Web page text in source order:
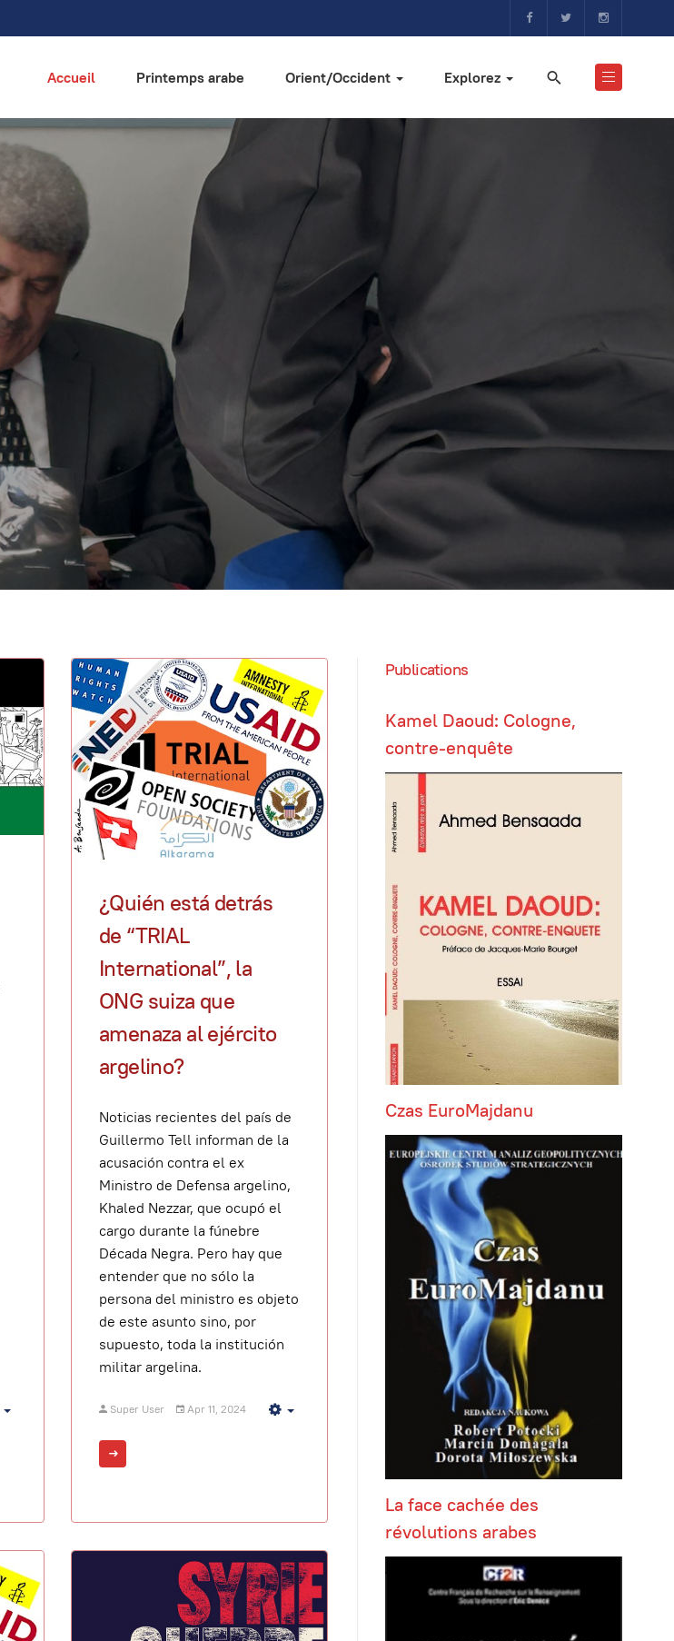
Accueil Printemps arabe Orient/Occident Explorez
¿Quién está detrás
de “TRIAL
International”, la
ONG suiza que
amenaza al ejército
argelino?
Noticias recientes del país de
Guillermo Tell informan de la
acusación contra el ex
Ministro de Defensa argelino,
Khaled Nezzar, que ocupó el
cargo durante la fúnebre
Década Negra. Pero hay que
entender que no sólo la
persona del ministro es objeto
de este asunto sino, por
supuesto, toda la institución
militar argelina.
Super User Apr 11, 2024
Publications
Kamel Daoud: Cologne,
contre-enquête
Czas EuroMajdanu
La face cachée des
révolutions arabes